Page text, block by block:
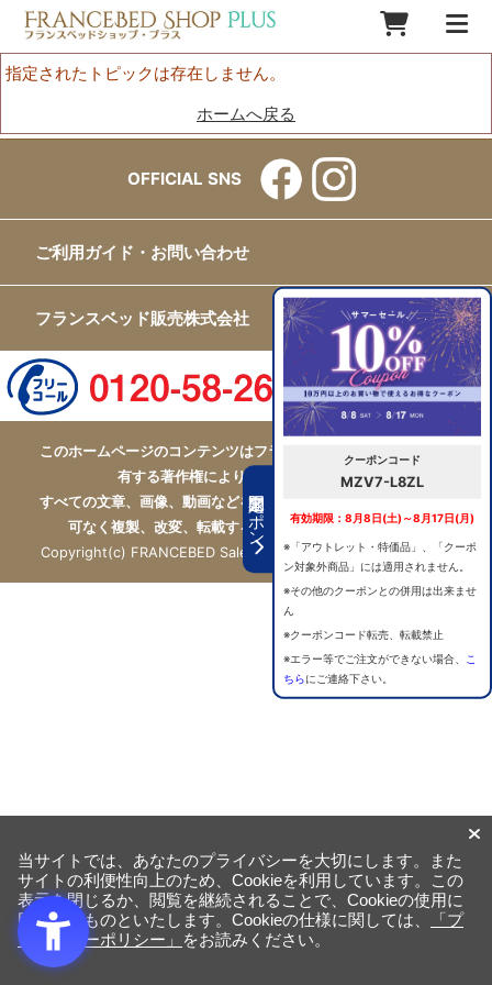
期間限定クーポン
クーポンコード
MZV7-L8ZL
有効期限：8月8日(土)～8月17日(月)
※「アウトレット・特価品」、「クーポ
ン対象外商品」には適用されません。
※その他のクーポンとの併用は出来ませ
ん
※クーポンコード転売、転載禁止
※エラー等でご注文ができない場合、
こ
ちらにご連絡下さい。
指定されたトピックは存在しません。
ホームへ戻る
OFFICIAL SNS
ご利用ガイド・お問い合わせ
フランスベッド販売株式会社
このホームページのコンテンツはフランスベッド販売株式会社が
有する著作権により保護されています。
すべての文章、画像、動画などを、私的利用の範囲を超えて、許
可なく複製、改変、転載することは禁じられています。
Copyright(c) FRANCEBED Sales Co., ltd. All Rights Reserved.
当サイトでは、あなたのプライバシーを大切にします。また
サイトの利便性向上のため、Cookieを利用しています。この
表示を閉じるか、閲覧を継続されることで、Cookieの使用に
同意するものといたします。Cookieの仕様に関しては、
「プ
ライバシーポリシー」
をお読みください。